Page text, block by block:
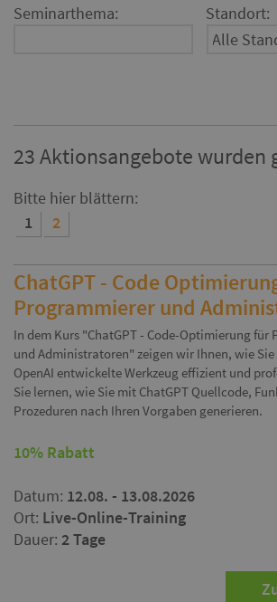
Seminarthema: Standort:
23 Aktionsangebote wurden
Bitte hier blättern:
1
2
ChatGPT - Code
Programmierer und
In dem Kurs "ChatGPT - Code-Optimierung für
und Administratoren" zeigen wir Ihnen, wie Sie
OpenAI entwickelte Werkzeug effizient und
Sie lernen, wie Sie mit ChatGPT Quellcode,
Prozeduren nach Ihren Vorgaben generieren.
10% Rabatt
Datum: 12.08. - 13.08.2026
Ort: Live-Online-Training
Dauer: 2 Tage